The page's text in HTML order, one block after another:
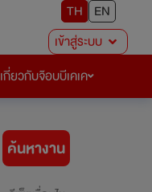
TH
EN
เข้าสู่ระบบ
เกี่ยวกับจ๊อบบีเคเค
ค้นหางาน